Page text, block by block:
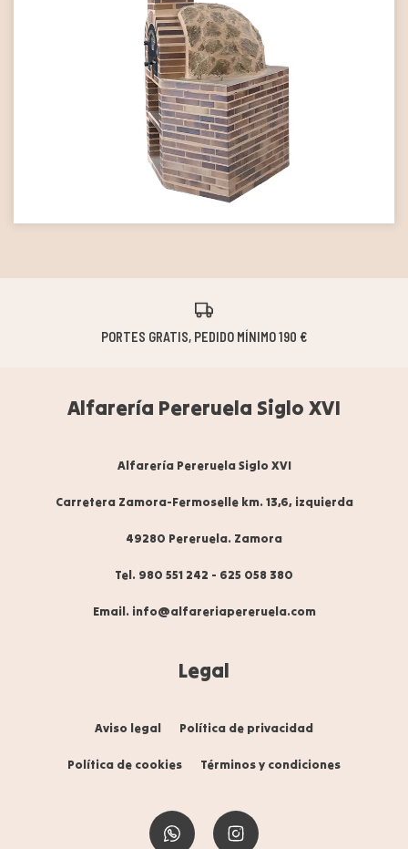
PORTES GRATIS, PEDIDO MÍNIMO 190 €
Alfarería Pereruela Siglo XVI
Alfarería Pereruela Siglo XVI
Carretera Zamora-Fermoselle km. 13,6, izquierda
49280 Pereruela. Zamora
Tel. 980 551 242 - 625 058 380
Email. info@alfareriapereruela.com
Legal
Aviso legal Política de privacidad
Política de cookies Términos y condiciones